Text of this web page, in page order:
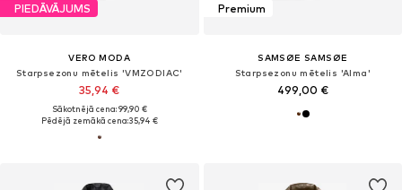
PIEDĀVĀJUMS
VERO MODA
Starpsezonu mētelis 'VMZODIAC'
35,94 €
Sākotnējā cena: 99,90 €
Pēdējā zemākā cena:35,94 €
Premium
SAMSØE SAMSØE
Starpsezonu mētelis 'Alma'
499,00 €